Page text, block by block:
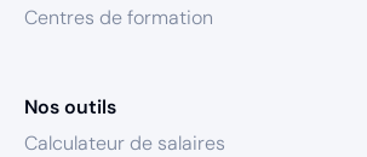
Centres de formation
Nos outils
Calculateur de salaires